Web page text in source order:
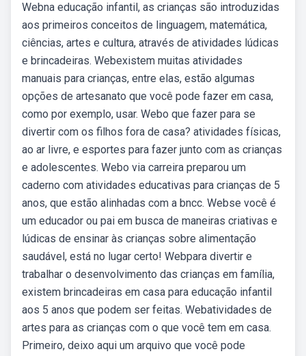
Webna educação infantil, as crianças são introduzidas
aos primeiros conceitos de linguagem, matemática,
ciências, artes e cultura, através de atividades lúdicas
e brincadeiras. Webexistem muitas atividades
manuais para crianças, entre elas, estão algumas
opções de artesanato que você pode fazer em casa,
como por exemplo, usar. Webo que fazer para se
divertir com os filhos fora de casa?‌ atividades físicas,
ao ar livre, e esportes para fazer junto com as crianças
e adolescentes. Webo via carreira preparou um
caderno com atividades educativas para crianças de 5
anos, que estão alinhadas com a bncc. Webse você é
um educador ou pai em busca de maneiras criativas e
lúdicas de ensinar às crianças sobre alimentação
saudável, está no lugar certo! Webpara divertir e
trabalhar o desenvolvimento das crianças em família,
existem brincadeiras em casa para educação infantil
aos 5 anos que podem ser feitas. Webatividades de
artes para as crianças com o que você tem em casa.
Primeiro, deixo aqui um arquivo que você pode